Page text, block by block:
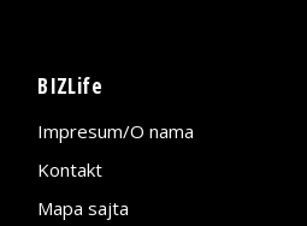
BIZLife
Impresum/O nama
Kontakt
Mapa sajta